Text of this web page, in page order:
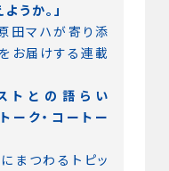
うか。」
田マハが寄り添
お届けする連載
トとの語らい
ク・コートー
まつわるトピッ